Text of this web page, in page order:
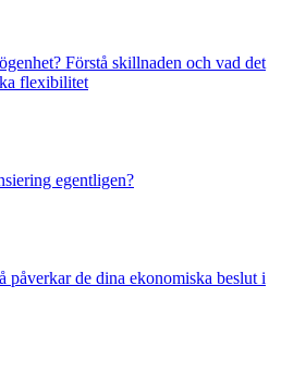
Förstå skillnaden och vad det
flexibilitet
egentligen?
påverkar de dina ekonomiska beslut i